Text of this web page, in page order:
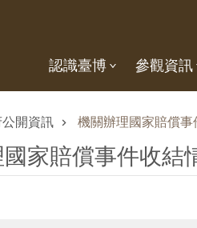
認識臺博 參觀資訊
開資訊 機關辦理國家賠償事
家賠償事件收結